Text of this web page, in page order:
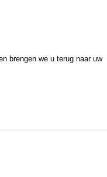
brengen we u terug naar uw